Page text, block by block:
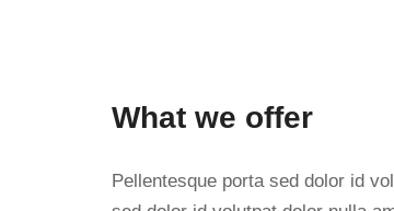
What we offer
Pellentesque porta sed dolor id